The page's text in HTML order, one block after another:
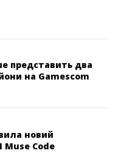
представить два
на Gamescom
новий
Muse Code